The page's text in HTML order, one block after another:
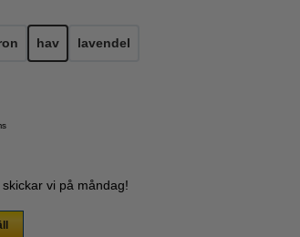
hav lavendel
vi på måndag!